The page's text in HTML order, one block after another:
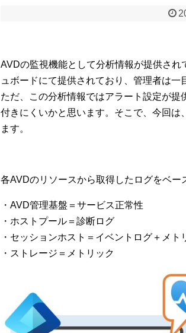
AVDの監視機能として分析情報が提供さ
ュボードにて提供されており、管理者は
ただ、この分析情報ではアラート設定が
付きにくいかと思います。そこで、今回
ます。
各AVDのリソースから取得したログをベ
・AVD管理基盤＝サービス正常性
・ホストプール＝診断ログ
・セッションホスト＝イベントログ＋メト
・ストレージ＝メトリック